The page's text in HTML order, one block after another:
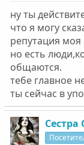
ну ты
что я могу
репутация моя
но есть
общаются.
тебе главное
ты сейчас в
Сестра